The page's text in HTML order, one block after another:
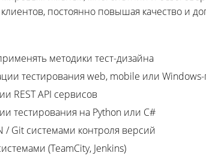
постоянно повышая качество и
методики тест-дизайна
тестирования web, mobile или
REST API сервисов
тестирования на Python или C#
/ Git системами контроля версий
(TeamCity, Jenkins)